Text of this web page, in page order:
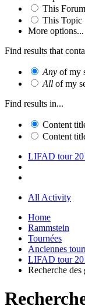
This Forum
This Topic
More options...
Find results that
Any of my
All of my
Find results in...
Content
Content
LIFAD tour
All Activity
Home
Rammstein
Tournées
Anciennes
LIFAD tour
Recherche des